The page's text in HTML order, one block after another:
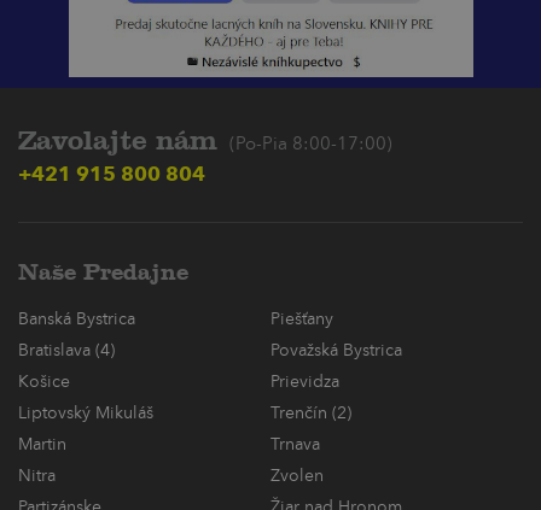
Zavolajte nám (Po-Pia 8:00-17:00)
+421 915 800 804
Naše Predajne
Banská Bystrica
Piešťany
Bratislava (4)
Považská Bystrica
Košice
Prievidza
Liptovský Mikuláš
Trenčín (2)
Martin
Trnava
Nitra
Zvolen